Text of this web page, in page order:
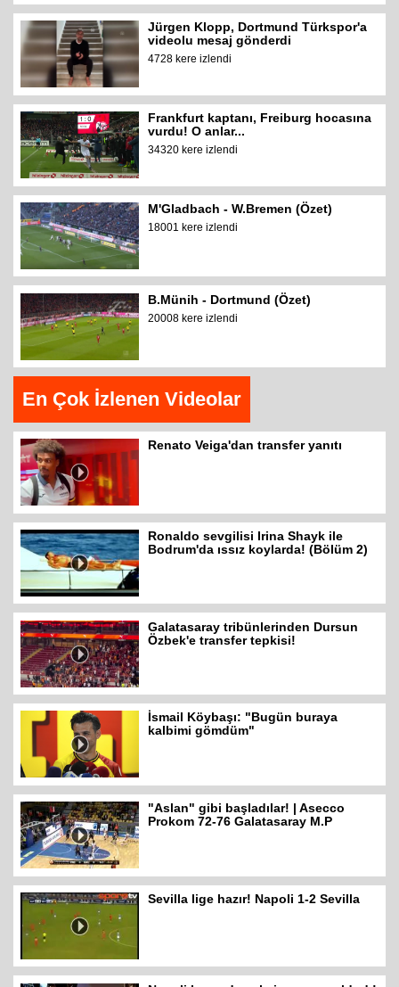
Jürgen Klopp, Dortmund Türkspor'a
videolu mesaj gönderdi
4728 kere izlendi
Frankfurt kaptanı, Freiburg hocasına
vurdu! O anlar...
34320 kere izlendi
M'Gladbach - W.Bremen (Özet)
18001 kere izlendi
B.Münih - Dortmund (Özet)
20008 kere izlendi
En Çok İzlenen Videolar
Renato Veiga'dan transfer yanıtı
Ronaldo sevgilisi Irina Shayk ile
Bodrum'da ıssız koylarda! (Bölüm 2)
Galatasaray tribünlerinden Dursun
Özbek'e transfer tepkisi!
İsmail Köybaşı: "Bugün buraya
kalbimi gömdüm"
"Aslan" gibi başladılar! | Asecco
Prokom 72-76 Galatasaray M.P
Sevilla lige hazır! Napoli 1-2 Sevilla